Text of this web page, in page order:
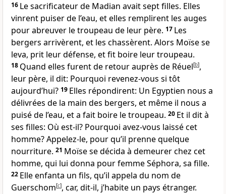
16 Le sacrificateur de Madian avait sept filles. Elles
vinrent puiser de l’eau, et elles remplirent les auges
pour abreuver le troupeau de leur père. 17 Les
bergers arrivèrent, et les chassèrent. Alors Moïse se
leva, prit leur défense, et fit boire leur troupeau.
18 Quand elles furent de retour auprès de Réuel[b],
leur père, il dit: Pourquoi revenez-vous si tôt
aujourd’hui? 19 Elles répondirent: Un Egyptien nous a
délivrées de la main des bergers, et même il nous a
puisé de l’eau, et a fait boire le troupeau. 20 Et il dit à
ses filles: Où est-il? Pourquoi avez-vous laissé cet
homme? Appelez-le, pour qu’il prenne quelque
nourriture. 21 Moïse se décida à demeurer chez cet
homme, qui lui donna pour femme Séphora, sa fille.
22 Elle enfanta un fils, qu’il appela du nom de
Guerschom[c], car, dit-il, j’habite un pays étranger.